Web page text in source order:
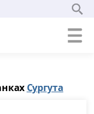
Сургута